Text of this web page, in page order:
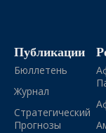
Публикации
Бюллетень
Журнал
Стратегический
Прогнозы